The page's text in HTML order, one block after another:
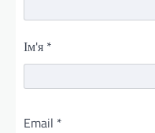
Ім'я *
Email *